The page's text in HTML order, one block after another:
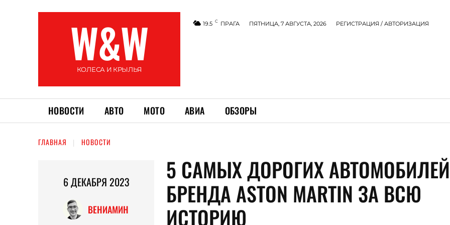
W&W
КОЛЕСА И КРЫЛЬЯ
19.5 C ПРАГА ПЯТНИЦА, 7 АВГУСТА, 2026 РЕГИСТРАЦИЯ / АВТОРИЗАЦИЯ
НОВОСТИ АВТО МОТО АВИА ОБЗОРЫ
ГЛАВНАЯ НОВОСТИ
6 ДЕКАБРЯ 2023
ВЕНИАМИН
5 САМЫХ ДОРОГИХ АВТОМОБИЛЕЙ
БРЕНДА ASTON MARTIN ЗА ВСЮ
ИСТОРИЮ